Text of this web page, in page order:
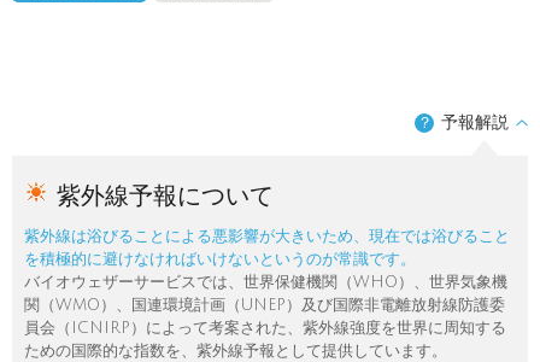
？ 予報解説
紫外線予報について
紫外線は浴びることによる悪影響が大きいため、現在では浴びること
を積極的に避けなければいけないというのが常識です。
バイオウェザーサービスでは、世界保健機関（WHO）、世界気象機
関（WMO）、国連環境計画（UNEP）及び国際非電離放射線防護委
員会（ICNIRP）によって考案された、紫外線強度を世界に周知する
ための国際的な指数を、紫外線予報として提供しています。